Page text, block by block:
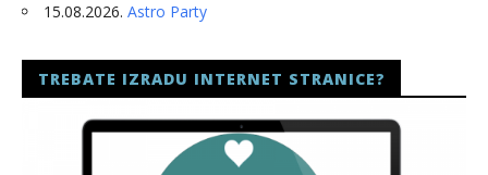
15.08.2026. Astro Party
TREBATE IZRADU INTERNET STRANICE?